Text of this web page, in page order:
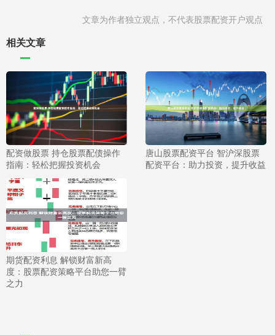
文章为作者独立观点，不代表股票配资开户观点
相关文章
配资做股票 持仓股票配债操作
指南：轻松把握投资机会
唐山股票配资平台 智沪深股票
配资平台：助力投资，提升收益
期货配资利息 解锁财富新高
度：股票配资策略平台助您一臂
之力